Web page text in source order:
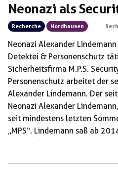
Neonazi als
Recherche Nordhausen
Neonazi Alexander Lindemann
Detektei & Personenschutz
Sicherheitsfirma M.P.S.
Personenschutz arbeitet der
Alexander Lindemann. Der
Neonazi Alexander
seit mindestens letzten
„MPS“. Lindemann saß ab